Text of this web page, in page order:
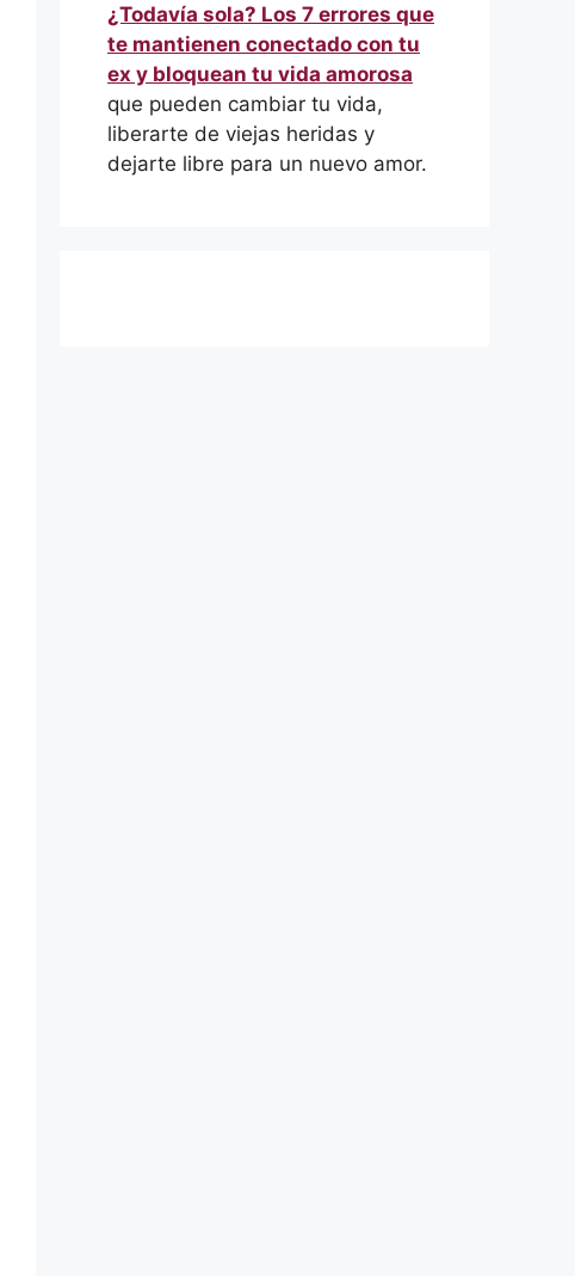
¿Todavía sola? Los 7 errores que
te mantienen conectado con tu
ex y bloquean tu vida amorosa
que pueden cambiar tu vida,
liberarte de viejas heridas y
dejarte libre para un nuevo amor.